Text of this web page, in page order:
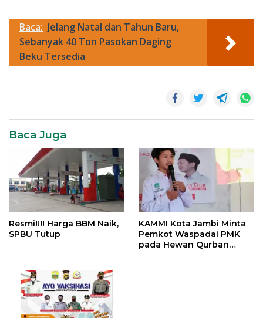
Baca: Jelang Natal dan Tahun Baru,
Sebanyak 40 Ton Pasokan Daging
Beku Tersedia
Baca Juga
Resmi!!!! Harga BBM Naik,
SPBU Tutup
KAMMI Kota Jambi Minta
Pemkot Waspadai PMK
pada Hewan Qurban